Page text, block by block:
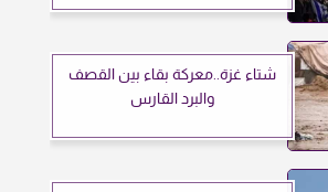
شتاء غزة..معركة بقاء بين القصف
والبرد القارس